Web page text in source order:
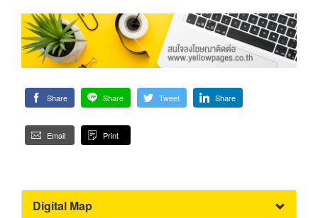
Share Share Tweet Share
Email Print
Digital Map